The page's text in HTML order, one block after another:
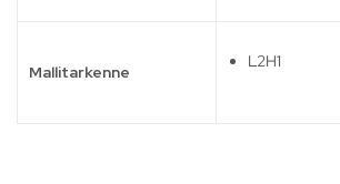
Mallitarkenne
L2H1